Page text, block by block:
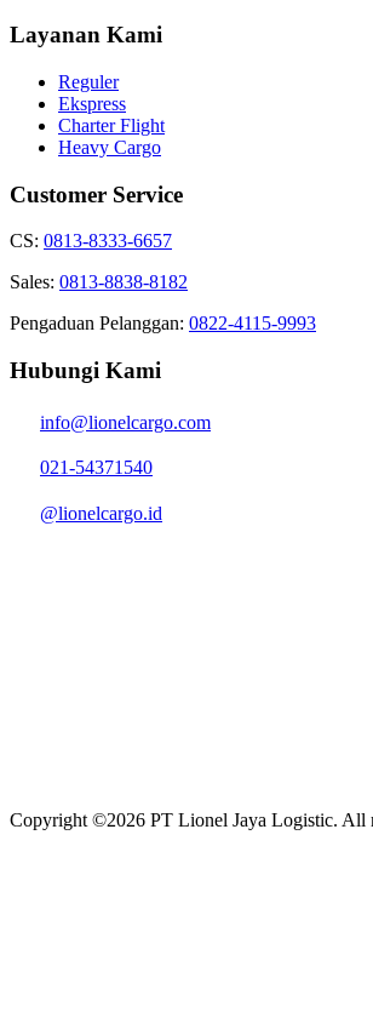
Layanan Kami
Reguler
Ekspress
Charter Flight
Heavy Cargo
Customer Service
CS: 0813-8333-6657
Sales: 0813-8838-8182
Pengaduan Pelanggan: 0822-4115-9993
Hubungi Kami
info@lionelcargo.com
021-54371540
@lionelcargo.id
Copyright ©2026 PT Lionel Jaya Logistic. All